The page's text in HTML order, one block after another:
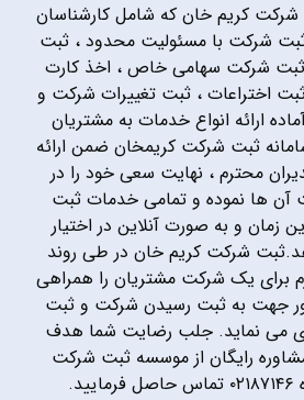
کریم خان که شامل کارشناسان
شرکت با مسئولیت محدود ، ثبت
شرکت سهامی خاص ، اخذ کارت
ثبت اختراعات ، ثبت تغییرات شرکت و
ارائه انواع خدمات به مشتریان
ثبت شرکت کریمخان ضمن ارائه
محترم ، نهایت سعی خود را در
آن ها نموده و تمامی خدمات ثبت
زمان و به صورت آنلاین در اختیار
شرکت کریم خان در طی روند
برای یک شرکت مشتریان را همراهی
جهت به ثبت رسیدن شرکت و ثبت
می نماید. جلب رضایت شما هدف
رایگان از موسسه ثبت شرکت